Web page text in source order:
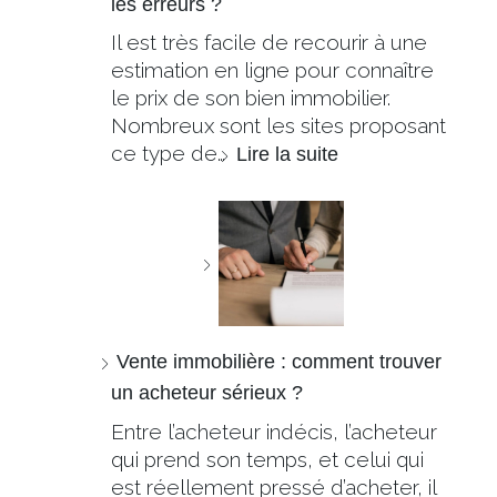
Il est très facile de recourir à une
estimation en ligne pour connaître
le prix de son bien immobilier.
Nombreux sont les sites proposant
ce type de… Lire la suite
Vente immobilière : comment trouver
un acheteur sérieux ?
Entre l’acheteur indécis, l’acheteur
qui prend son temps, et celui qui
est réellement pressé d’acheter, il